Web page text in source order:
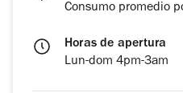
Consumo promedio
Horas de apertura
Lun-dom 4pm-3am